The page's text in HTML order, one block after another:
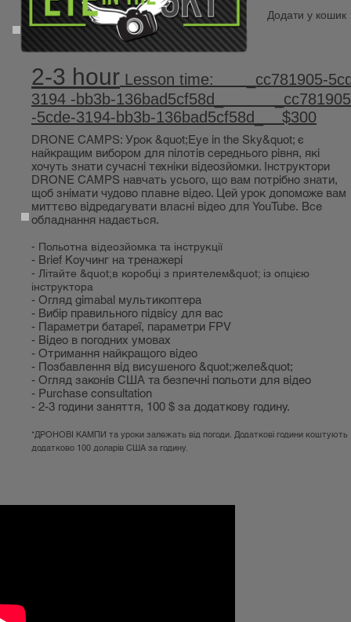
2-3 hour Lesson time: _cc781905-
3194 -bb3b-136bad5cf58d_ _cc781905
-5cde-3194-bb3b-136bad5cf58d_ $300
Додати у кошик
DRONE CAMPS: Урок &quot;Eye in the Sky&quot; є
найкращим вибором для пілотів середнього рівня, які
хочуть знати сучасні техніки відеозйомки. Інструктори
DRONE CAMPS навчать усього, що вам потрібно знати,
щоб знімати чудово плавне відео. Цей урок допоможе вам
миттєво відредагувати власні відео для YouTube. Все
обладнання надається.
- Польотна відеозйомка та інструкції
- Brief Коучинг на тренажері
- Літайте &quot;в коробці з приятелем&quot; із опцією
інструктора
- Огляд gimabal мультикоптера
- Вибір правильного підвісу для вас
- Параметри батареї, параметри FPV
- Відео в погодних умовах
- Отримання найкращого відео
- Позбавлення від висушеного &quot;желе&quot;
- Огляд законів США та безпечні польоти для відео
- Purchase consultation
- 2-3 години заняття, 100 $ за додаткову годину.
*ДРОНОВІ КАМПИ та уроки залежать від погоди. Додаткові години коштують
додатково 100 доларів США за годину.